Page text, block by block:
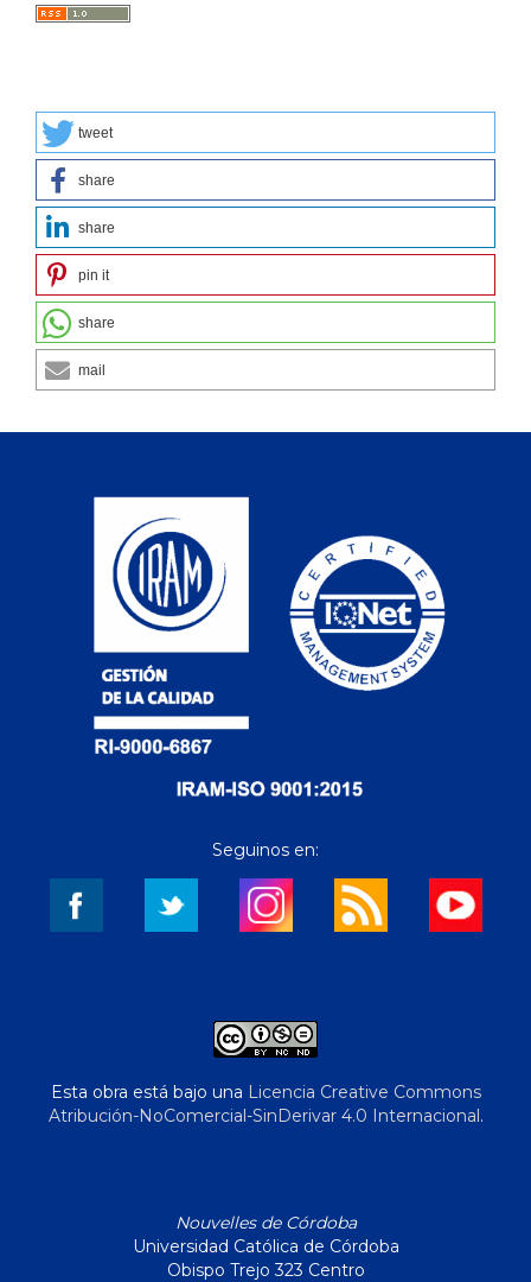
tweet
share
share
pin it
share
mail
Seguinos en:
Esta obra está bajo una Licencia Creative Commons
Atribución-NoComercial-SinDerivar 4.0 Internacional.
Nouvelles de Córdoba
Universidad Católica de Córdoba
Obispo Trejo 323 Centro